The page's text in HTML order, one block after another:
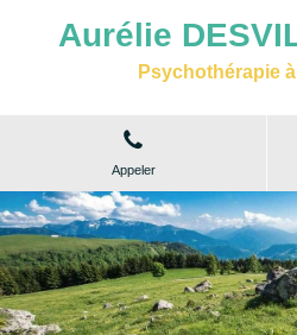
Aurélie
Psychothérapie
Appeler